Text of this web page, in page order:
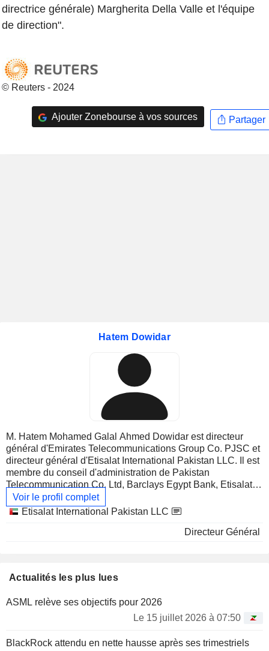
directrice générale) Margherita Della Valle et l'équipe
de direction".
© Reuters - 2024
Ajouter Zonebourse à vos sources Partager
Hatem Dowidar
M. Hatem Mohamed Galal Ahmed Dowidar est directeur
général d'Emirates Telecommunications Group Co. PJSC et
directeur général d'Etisalat International Pakistan LLC. Il est
membre du conseil d'administration de Pakistan
Telecommunication Co. Ltd, Barclays Egypt Bank, Etisalat
Misr SAE, Fiskl Ltd, GSM Association, Pakistan
Telecommunications Mobile Ltd, Maroc Telecom SA et The
employé en tant que directeur non exécutif par Vodacom
Vodafone Egypt Telecommunications Co. SAE, un ingénieur
chez Emirates Telecommunications Group Co. PJSC,
directeur des affaires publiques et des médias publicitaires
chez Vodafone Ventures Egypt. Il a obtenu son diplôme de
Voir le profil complet
Principales
Etisalat International Pakistan LLC
Directeur Général
Actualités les plus lues
ASML relève ses objectifs pour 2026
Le 15 juillet 2026 à 07:50
BlackRock attendu en nette hausse après ses trimestriels